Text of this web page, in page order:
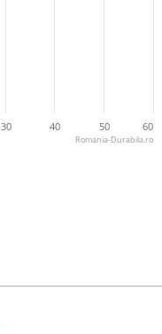
30 40 50 60
Romania-Durabila.ro